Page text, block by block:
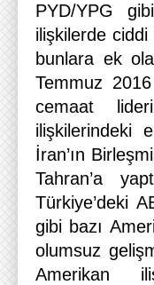
PYD/YPG
ilişkilerde
bunlara ek
Temmuz
cemaat
ilişkilerindeki
İran’ın
Tahran’a
Türkiye’deki
gibi bazı
olumsuz
Amerikan